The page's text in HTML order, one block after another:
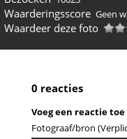
Waarderingsscore Geen
Waardeer deze foto
0 reacties
Voeg een reactie toe
Fotograaf/bron